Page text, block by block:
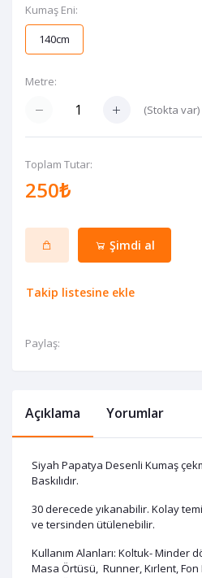
Kumaş Eni:
140cm
Metre:
(Stokta var)
Toplam Tutar:
250₺
Şimdi al
Takip listesine ekle
Paylaş:
Açıklama Yorumlar
Siyah Papatya Desenli Kumaş
Baskılıdır.
30 derecede yıkanabilir. Kolay
ve tersinden ütülenebilir.
Kullanım Alanları: Koltuk- Minder
Masa Örtüsü, Runner, Kırlent, Fon